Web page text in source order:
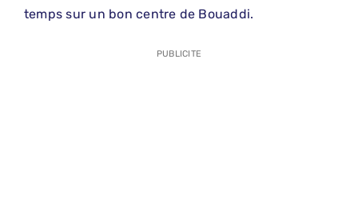
temps sur un bon centre de Bouaddi.
PUBLICITE